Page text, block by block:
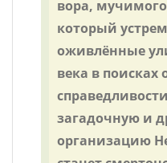
вора,
который
оживлённые
века в поисках
загадочную и
организацию